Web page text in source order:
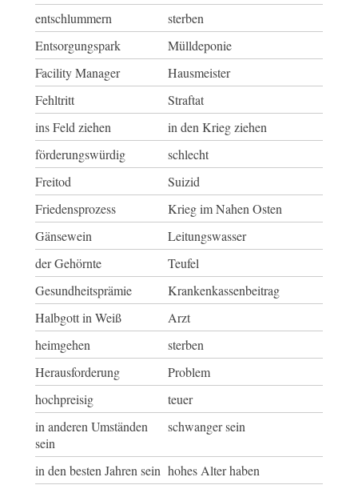
entschlummern
sterben
Entsorgungspark
Mülldeponie
Facility Manager
Hausmeister
Fehltritt
Straftat
ins Feld ziehen
in den Krieg ziehen
förderungswürdig
schlecht
Freitod
Suizid
Friedensprozess
Krieg im Nahen Osten
Gänsewein
Leitungswasser
der Gehörnte
Teufel
Gesundheitsprämie
Krankenkassenbeitrag
Halbgott in Weiß
Arzt
heimgehen
sterben
Herausforderung
Problem
hochpreisig
teuer
in anderen Umständen
sein
schwanger sein
in den besten Jahren sein hohes Alter haben